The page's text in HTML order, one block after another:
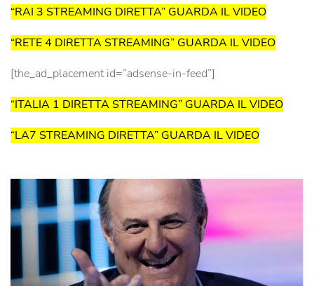
“RAI 3 STREAMING DIRETTA” GUARDA IL VIDEO
“RETE 4 DIRETTA STREAMING” GUARDA IL VIDEO
[the_ad_placement id=”adsense-in-feed”]
“ITALIA 1 DIRETTA STREAMING” GUARDA IL VIDEO
“LA7 STREAMING DIRETTA” GUARDA IL VIDEO